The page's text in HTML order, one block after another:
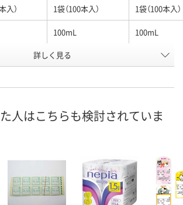
入） 1袋（100本入） 1袋（100本入）
100mL 100mL
ピンク ブラウン
2604567 2604576
ません
ません
詳しく見る
人はこちらも検討されていま